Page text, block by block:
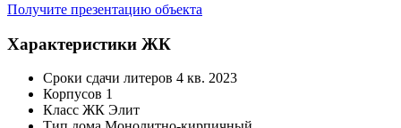
Получите презентацию объекта
Характеристики ЖК
Сроки сдачи литеров 4 кв. 2023
Корпусов 1
Класс ЖК Элит